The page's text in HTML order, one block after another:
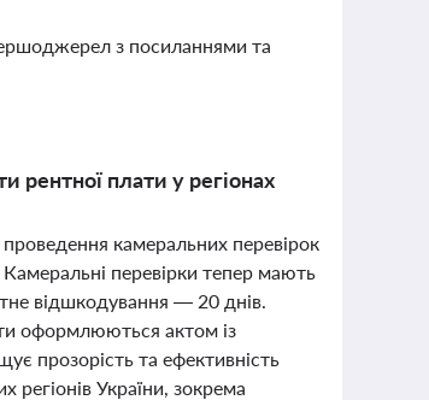
з посиланнями та
рентної плати у регіонах
камеральних перевірок
перевірки тепер мають
відшкодування — 20 днів.
оформлюються актом із
прозорість та ефективність
України, зокрема